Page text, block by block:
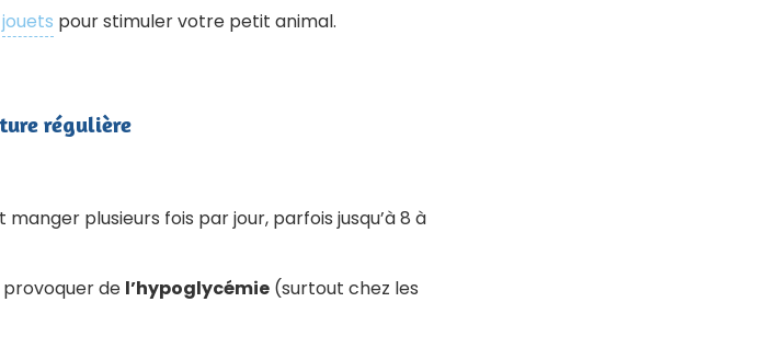
jouets pour stimuler votre petit animal.
régulière
plusieurs fois par jour, parfois jusqu’à 8 à
provoquer de l’hypoglycémie (surtout chez les